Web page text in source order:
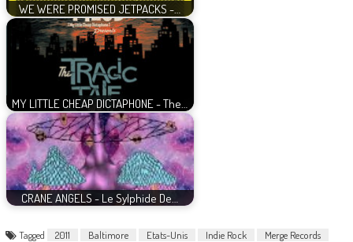
WE WERE PROMISED JETPACKS -…
MY LITTLE CHEAP DICTAPHONE - The…
CRANE ANGELS - Le Sylphide De…
Tagged 2011 Baltimore Etats-Unis Indie Rock
Merge Records